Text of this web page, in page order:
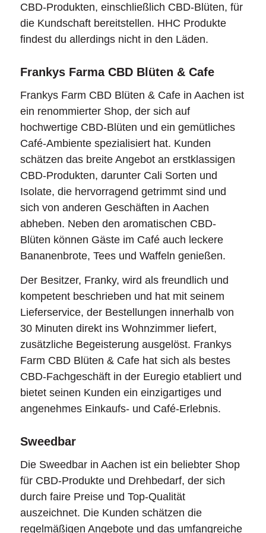
CBD-Produkten, einschließlich CBD-Blüten, für
die Kundschaft bereitstellen. HHC Produkte
findest du allerdings nicht in den Läden.
Frankys Farma CBD Blüten & Cafe
Frankys Farm CBD Blüten & Cafe in Aachen ist
ein renommierter Shop, der sich auf
hochwertige CBD-Blüten und ein gemütliches
Café-Ambiente spezialisiert hat. Kunden
schätzen das breite Angebot an erstklassigen
CBD-Produkten, darunter Cali Sorten und
Isolate, die hervorragend getrimmt sind und
sich von anderen Geschäften in Aachen
abheben. Neben den aromatischen CBD-
Blüten können Gäste im Café auch leckere
Bananenbrote, Tees und Waffeln genießen.
Der Besitzer, Franky, wird als freundlich und
kompetent beschrieben und hat mit seinem
Lieferservice, der Bestellungen innerhalb von
30 Minuten direkt ins Wohnzimmer liefert,
zusätzliche Begeisterung ausgelöst. Frankys
Farm CBD Blüten & Cafe hat sich als bestes
CBD-Fachgeschäft in der Euregio etabliert und
bietet seinen Kunden ein einzigartiges und
angenehmes Einkaufs- und Café-Erlebnis.
Sweedbar
Die Sweedbar in Aachen ist ein beliebter Shop
für CBD-Produkte und Drehbedarf, der sich
durch faire Preise und Top-Qualität
auszeichnet. Die Kunden schätzen die
regelmäßigen Angebote und das umfangreiche